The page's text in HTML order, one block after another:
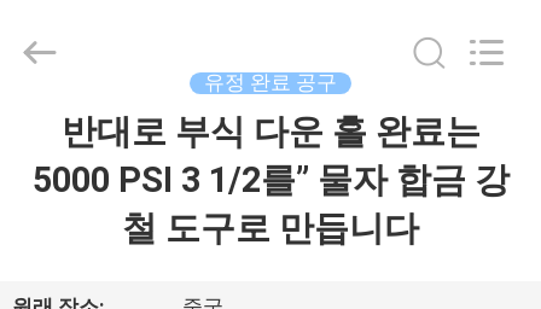
2026
Reserved.
유정 완료 공구
반대로 부식 다운 홀 완료는
5000 PSI 3 1/2를” 물자 합금 강
철 도구로 만듭니다